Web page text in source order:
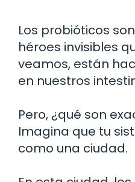
Los probióticos
héroes invisibles
veamos, están
en nuestros
Pero, ¿qué son
Imagina que tu
como una ciudad.